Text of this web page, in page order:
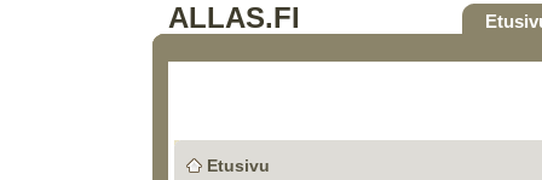
ALLAS.FI
Etusivu